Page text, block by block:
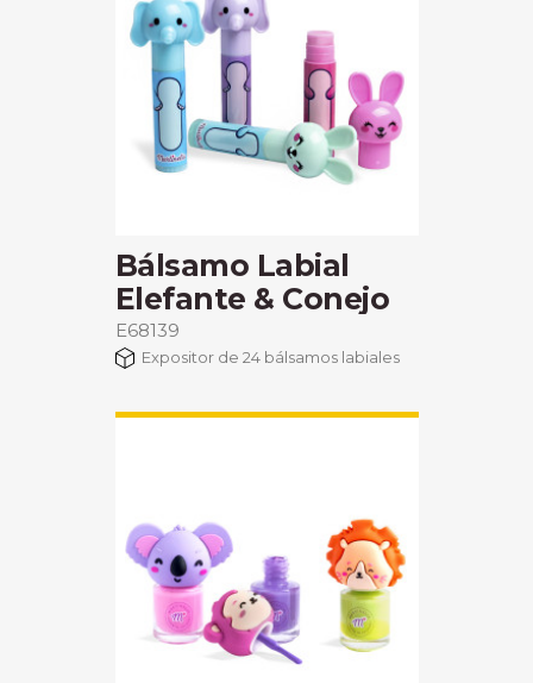
Bálsamo Labial
Elefante & Conejo
E68139
Expositor de 24 bálsamos labiales